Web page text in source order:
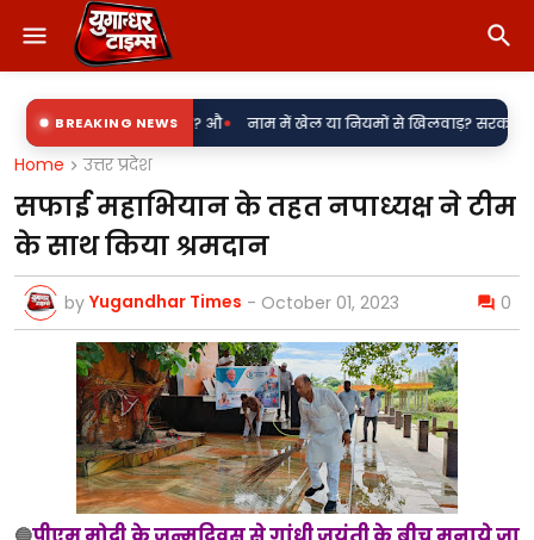
BREAKING NEWS
उपकेंद्र? औ• नाम में खेल या नियमों से खिलवाड़? सरकारी शिलापट्टों पर
Home उत्तर प्रदेश
सफाई महाभियान के तहत नपाध्यक्ष ने टीम
के साथ किया श्रमदान
by Yugandhar Times - October 01, 2023 0